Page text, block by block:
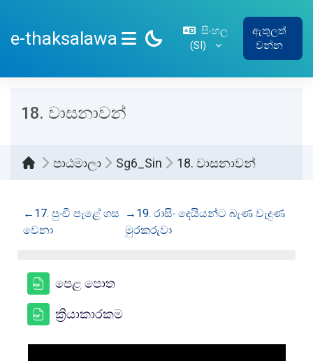
e-thaksalawa
SIDE PANEL
සිංහල
‎(SI)‎
ඇතුලත්
වන්න
18. වාසනාවන්
පාඨමාලා Sg6_Sin 18. වාසනාවන්
කොටසේ දළ සටහන
← 17. පුංචි පැළේ ගස
වෙනා
→ 19. රාසිං දෙයියන්ට බැණ වැදුණ
මුරකරුවා
පෙළ පොත
ක්‍රියාකාරකම